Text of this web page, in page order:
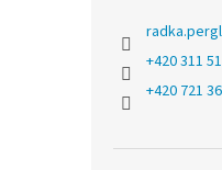
+420 311
+420 721